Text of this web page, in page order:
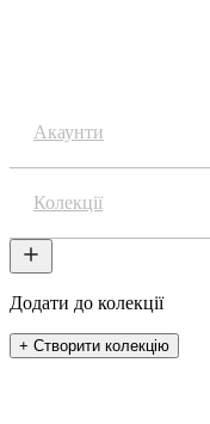
Акаунти
Колекції
Додати до колекції
+ Створити колекцію